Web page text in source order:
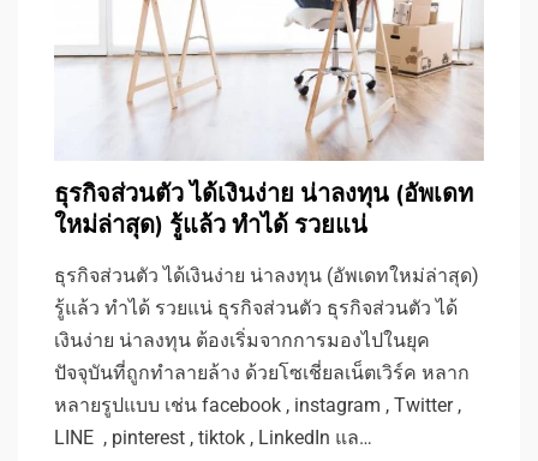
ธุรกิจส่วนตัว ได้เงินง่าย น่าลงทุน (อัพเดท
ใหม่ล่าสุด) รู้แล้ว ทำได้ รวยแน่
ธุรกิจส่วนตัว ได้เงินง่าย น่าลงทุน (อัพเดทใหม่ล่าสุด)
รู้แล้ว ทำได้ รวยแน่ ธุรกิจส่วนตัว ธุรกิจส่วนตัว ได้
เงินง่าย น่าลงทุน ต้องเริ่มจากการมองไปในยุค
ปัจจุบันที่ถูกทำลายล้าง ด้วยโซเชี่ยลเน็ตเวิร์ค หลาก
หลายรูปแบบ เช่น facebook , instagram , Twitter ,
LINE , pinterest , tiktok , LinkedIn แล…